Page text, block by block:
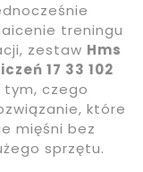
treningu
zestaw Hms
17 33 102
tym, czego
które
mięśni bez
sprzętu.